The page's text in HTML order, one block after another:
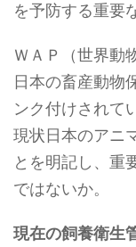
を予防する重要
ＷＡＰ（世界動
日本の畜産動物
ンク付けされて
現状日本のアニ
とを明記し、重
ではないか。
現在の飼養衛生